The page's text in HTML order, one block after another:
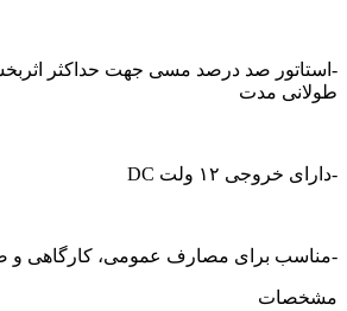
-استاتور صد درصد مسی جهت حداکثر
طولانی مدت
-دارای خروجی ۱۲ ولت DC
-مناسب برای مصارف عمومی، کارگاهی و
مشخصات